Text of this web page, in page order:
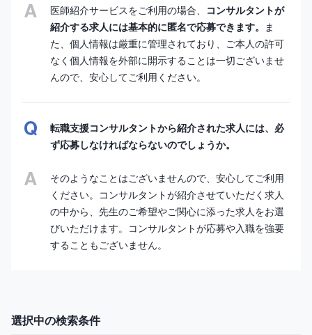
医師紹介サービスをご利用の場合、
コンサルタントが
紹介する求人には基本的に匿名で応募できます。 ま
た、個人情報は厳重に管理されており、ご本人の許可
なく個人情報を外部に開示することは一切ございませ
んので、安心してご利用ください。
転職支援コンサルタントから紹介された求人には、必
ず応募しなければならないのでしょうか。
そのようなことはございませんので、安心してご利用
ください。コンサルタントが紹介させていただく求人
の中から、先生のご希望やご関心に添った求人をお選
びいただけます。コンサルタントが応募や入職を強要
することもございません。
選択中の検索条件